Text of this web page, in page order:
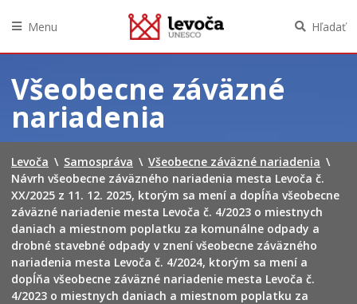
na
obsah
Menu Hľadať
Všeobecne záväzné
nariadenia
Levoča \ Samospráva \ Všeobecne záväzné nariadenia \
Návrh všeobecne záväzného nariadenia mesta Levoča č.
XX/2025 z 11. 12. 2025, ktorým sa mení a dopĺňa všeobecne
záväzné nariadenie mesta Levoča č. 4/2023 o miestnych
daniach a miestnom poplatku za komunálne odpady a
drobné stavebné odpady v znení všeobecne záväzného
nariadenia mesta Levoča č. 4/2024, ktorým sa mení a
dopĺňa všeobecne záväzné nariadenie mesta Levoča č.
4/2023 o miestnych daniach a miestnom poplatku za